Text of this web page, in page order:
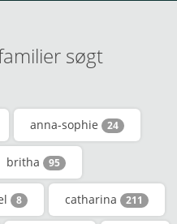
søgt
anna-sophie 24
britha 95
8 catharina 211